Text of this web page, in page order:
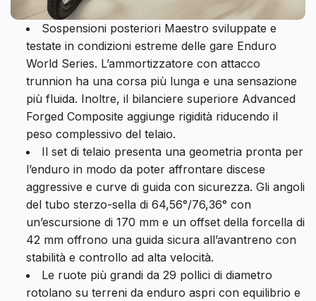
Sospensioni posteriori Maestro sviluppate e
testate in condizioni estreme delle gare Enduro
World Series. L’ammortizzatore con attacco
trunnion ha una corsa più lunga e una sensazione
più fluida. Inoltre, il bilanciere superiore Advanced
Forged Composite aggiunge rigidità riducendo il
peso complessivo del telaio.
Il set di telaio presenta una geometria pronta per
l’enduro in modo da poter affrontare discese
aggressive e curve di guida con sicurezza. Gli angoli
del tubo sterzo-sella di 64,56°/76,36° con
un’escursione di 170 mm e un offset della forcella di
42 mm offrono una guida sicura all’avantreno con
stabilità e controllo ad alta velocità.
Le ruote più grandi da 29 pollici di diametro
rotolano su terreni da enduro aspri con equilibrio e